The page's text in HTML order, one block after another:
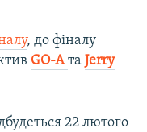
, до фіналу
GO-A та Jerry
22 лютого